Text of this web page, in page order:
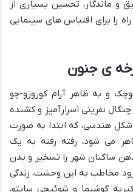
و ماندگار، تحسین بسیاری از
راه را برای اقتباس های سینمایی
ی جنون
و به ظاهر آرام کوروزو-چو
نفرینی اسرارآمیز و کشنده
شکل هندسی، که ابتدا به صورت
می شود، رفته رفته به یک
ساکنان شهر را تسخیر و بدن
مخاطب به این وحشت، زندگی
گوشیما و شوئیچی سایتو،